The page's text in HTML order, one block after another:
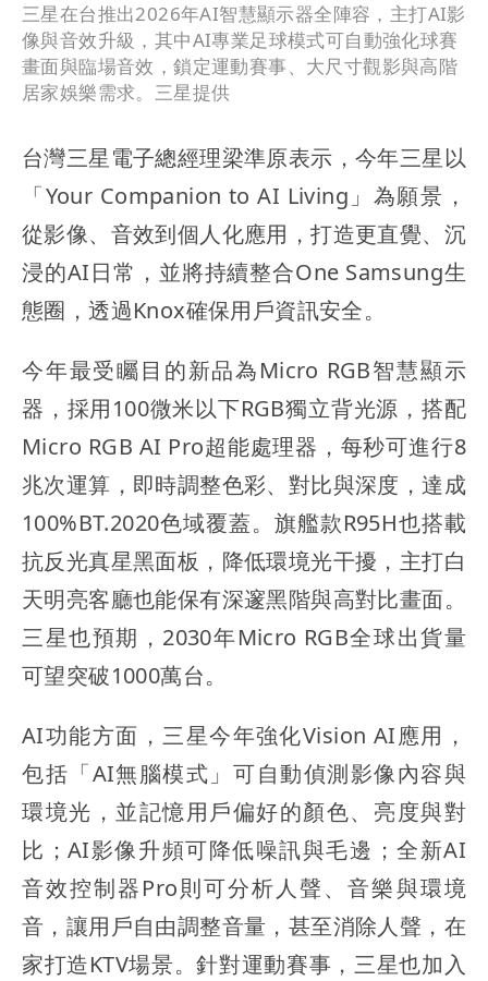
三星在台推出2026年AI智慧顯示器全陣容，主打AI影
像與音效升級，其中AI專業足球模式可自動強化球賽
畫面與臨場音效，鎖定運動賽事、大尺寸觀影與高階
居家娛樂需求。三星提供
台灣三星電子總經理梁準原表示，今年三星以
「Your Companion to AI Living」為願景，
從影像、音效到個人化應用，打造更直覺、沉
浸的AI日常，並將持續整合One Samsung生
態圈，透過Knox確保用戶資訊安全。
今年最受矚目的新品為Micro RGB智慧顯示
器，採用100微米以下RGB獨立背光源，搭配
Micro RGB AI Pro超能處理器，每秒可進行8
兆次運算，即時調整色彩、對比與深度，達成
100%BT.2020色域覆蓋。旗艦款R95H也搭載
抗反光真星黑面板，降低環境光干擾，主打白
天明亮客廳也能保有深邃黑階與高對比畫面。
三星也預期，2030年Micro RGB全球出貨量
可望突破1000萬台。
AI功能方面，三星今年強化Vision AI應用，
包括「AI無腦模式」可自動偵測影像內容與
環境光，並記憶用戶偏好的顏色、亮度與對
比；AI影像升頻可降低噪訊與毛邊；全新AI
音效控制器Pro則可分析人聲、音樂與環境
音，讓用戶自由調整音量，甚至消除人聲，在
家打造KTV場景。針對運動賽事，三星也加入